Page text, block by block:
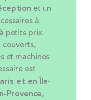
et un
à
petits prix.
couverts,
et machines
est
et en Île-
Provence,